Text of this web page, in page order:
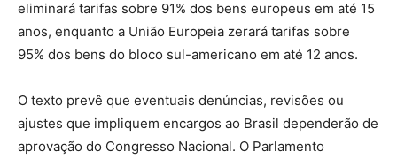
eliminará tarifas sobre 91% dos bens europeus em até 15
anos, enquanto a União Europeia zerará tarifas sobre
95% dos bens do bloco sul-americano em até 12 anos.
O texto prevê que eventuais denúncias, revisões ou
ajustes que impliquem encargos ao Brasil dependerão de
aprovação do Congresso Nacional. O Parlamento